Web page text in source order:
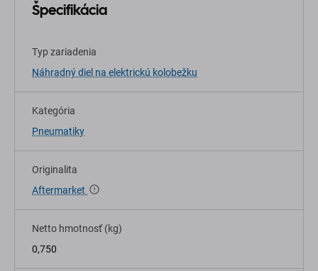
Špecifikácia
Typ zariadenia
Náhradný diel na elektrickú kolobežku
Kategória
Pneumatiky
Originalita
Aftermarket
Netto hmotnosť (kg)
0,750